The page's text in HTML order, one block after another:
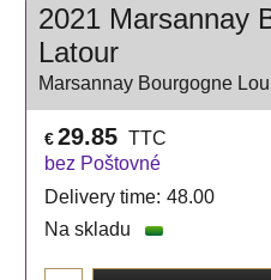
2021 Marsannay
Latour
Marsannay Bourgogne
€29.85 TTC
bez Poštovné
Delivery time: 48.00
Na skladu